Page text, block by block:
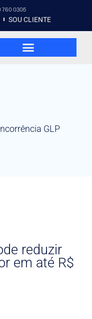
760 0305
SOU CLIENTE
GLP
reduzir
em até R$